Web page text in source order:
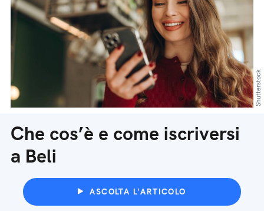
Che cos’è e come iscriversi
a Beli
ASCOLTA L'ARTICOLO
Shutterstock